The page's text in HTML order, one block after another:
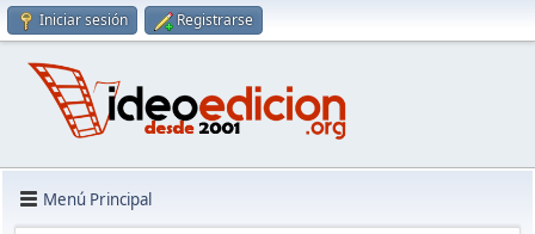
Iniciar sesión Registrarse
Menú Principal